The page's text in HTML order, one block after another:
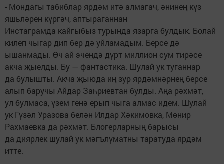
- Мондагы табиблар ярдәм итә алмагач, әнинең күз
яшьләрен күргәч, аптыраганнан
Инстаграмда кайгыбыз турында язарга булдык. Болай
килеп чыгар дип бер дә уйламадым. Берсе дә
ышанмады. Өч ай эчендә дүрт миллион сум тирәсе
акча җыелды. Бу — фантастика. Шулай ук туганнар
да булышты. Акча җыюда иң зур ярдәмнәрнең берсе
алып баручы Айдар Заһриевтан булды. Аңа рәхмәт,
ул булмаса, үзем генә ерып чыга алмас идем. Шулай
ук Гүзәл Уразова белән Илдар Хәкимовка, Мөнир
Рахмаевка да рәхмәт. Блогерларның барысы
да диярлек шулай ук мәгълүматны таратуда ярдәм
итте.